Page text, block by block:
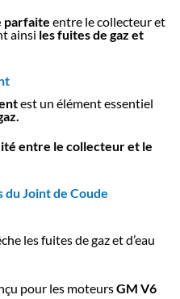
parfaite entre le collecteur et
ainsi les fuites de gaz et
est un élément essentiel
entre le collecteur et le
Joint de Coude
les fuites de gaz et d’eau
pour les moteursGM V6